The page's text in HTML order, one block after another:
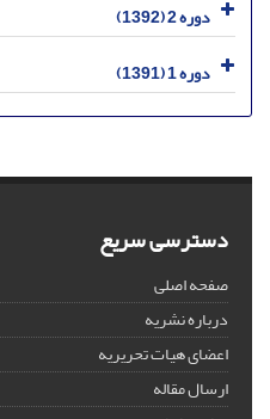
دوره 2 (1392)
دوره 1 (1391)
دسترسی سریع
صفحه اصلی
درباره نشریه
اعضای هیات تحریریه
ارسال مقاله